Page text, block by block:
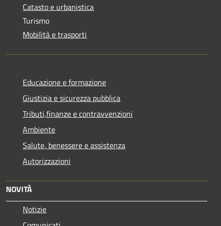
Catasto e urbanistica
Turismo
Mobilità e trasporti
Educazione e formazione
Giustizia e sicurezza pubblica
Tributi,finanze e contravvenzioni
Ambiente
Salute, benessere e assistenza
Autorizzazioni
NOVITÀ
Notizie